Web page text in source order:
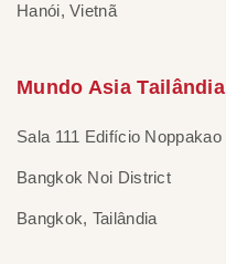
Hanói, Vietnã
Mundo Asia Tailândia
Sala 111 Edifício Noppakao
Bangkok Noi District
Bangkok, Tailândia